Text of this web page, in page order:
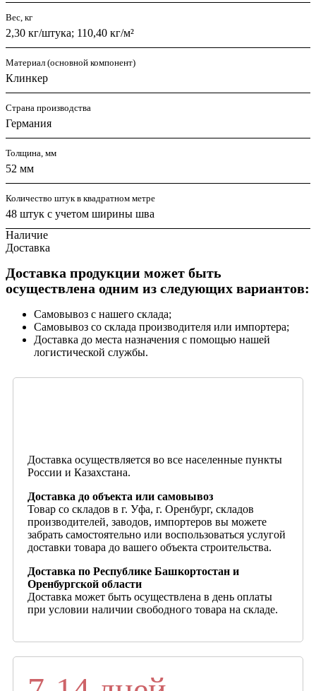
Вес, кг
2,30 кг/штука; 110,40 кг/м²
Материал (основной компонент)
Клинкер
Страна производства
Германия
Толщина, мм
52 мм
Количество штук в квадратном метре
48 штук с учетом ширины шва
Наличие
Доставка
Доставка продукции может быть
осуществлена одним из следующих вариантов:
Самовывоз с нашего склада;
Самовывоз со склада производителя или импортера;
Доставка до места назначения с помощью нашей
логистической службы.
Доставка осуществляется во все населенные пункты
России и Казахстана.
Доставка до объекта или самовывоз
Товар со складов в г. Уфа, г. Оренбург, складов
производителей, заводов, импортеров вы можете
забрать самостоятельно или воспользоваться услугой
доставки товара до вашего объекта строительства.
Доставка по Республике Башкортостан и
Оренбургской области
Доставка может быть осуществлена в день оплаты
при условии наличии свободного товара на складе.